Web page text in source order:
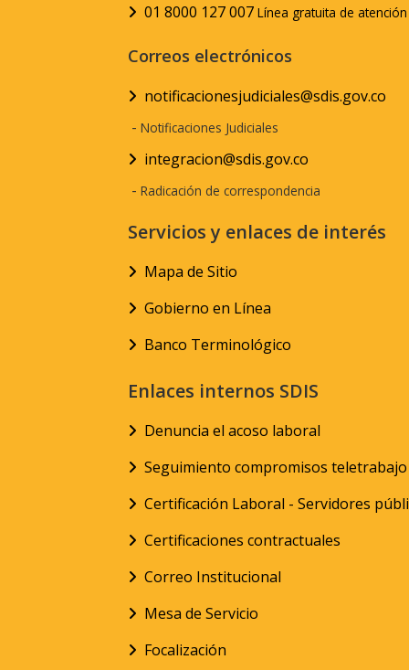
01 8000 127 007 Línea gratuita de
Correos electrónicos
notificacionesjudiciales@sdis.gov.co
- Notificaciones Judiciales
integracion@sdis.gov.co
- Radicación de correspondencia
Servicios y enlaces de interés
Mapa de Sitio
Gobierno en Línea
Banco Terminológico
Enlaces internos SDIS
Denuncia el acoso laboral
Seguimiento compromisos teletrabajo
Certificación Laboral - Servidores
Certificaciones contractuales
Correo Institucional
Mesa de Servicio
Focalización